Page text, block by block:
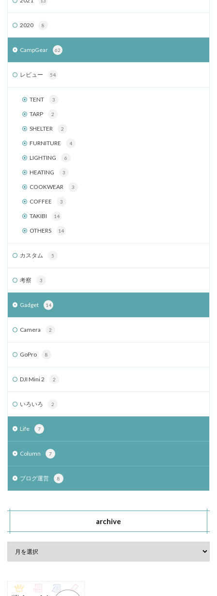
2020 8
CampGear 62
レビュー 54
TENT 3
TARP 2
SHELTER 2
FURNITURE 4
LIGHTING 6
HEATING 3
COOKWEAR 3
COFFEE 3
TAKIBI 14
OTHERS 14
カスタム 5
考察 3
Gadget 14
Camera 2
GoPro 8
DJI Mini 2 2
いろいろ 2
Life 7
Column 7
ブログ運営 8
archive